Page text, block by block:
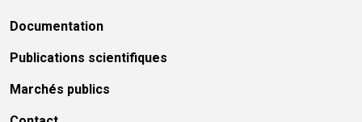
Documentation
Publications scientifiques
Marchés publics